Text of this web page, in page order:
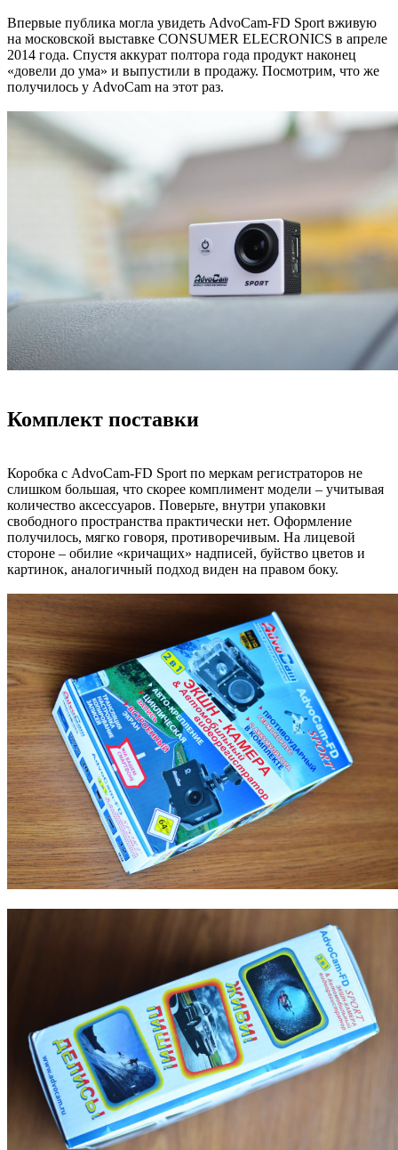
Впервые публика могла увидеть AdvoCam-FD Sport вживую
на московской выставке CONSUMER ELECRONICS в апреле
2014 года. Спустя аккурат полтора года продукт наконец
«довели до ума» и выпустили в продажу. Посмотрим, что же
получилось у AdvoCam на этот раз.
Комплект поставки
Коробка с AdvoCam-FD Sport по меркам регистраторов не
слишком большая, что скорее комплимент модели – учитывая
количество аксессуаров. Поверьте, внутри упаковки
свободного пространства практически нет. Оформление
получилось, мягко говоря, противоречивым. На лицевой
стороне – обилие «кричащих» надписей, буйство цветов и
картинок, аналогичный подход виден на правом боку.